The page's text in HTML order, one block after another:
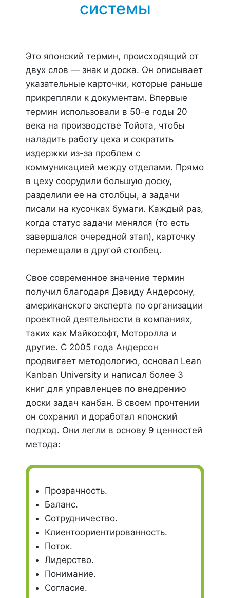
системы
Это японский термин, происходящий от
двух слов — знак и доска. Он описывает
указательные карточки, которые раньше
прикрепляли к документам. Впервые
термин использовали в 50-е годы 20
века на производстве Тойота, чтобы
наладить работу цеха и сократить
издержки из-за проблем с
коммуникацией между отделами. Прямо
в цеху соорудили большую доску,
разделили ее на столбцы, а задачи
писали на кусочках бумаги. Каждый раз,
когда статус задачи менялся (то есть
завершался очередной этап), карточку
перемещали в другой столбец.
Свое современное значение термин
получил благодаря Дэвиду Андерсону,
американского эксперта по организации
проектной деятельности в компаниях,
таких как Майкософт, Моторолла и
другие. С 2005 года Андерсон
продвигает методологию, основал Lean
Kanban University и написал более 3
книг для управленцев по внедрению
доски задач канбан. В своем прочтении
он сохранил и доработал японский
подход. Они легли в основу 9 ценностей
метода:
Прозрачность.
Баланс.
Сотрудничество.
Клиентоориентированность.
Поток.
Лидерство.
Понимание.
Согласие.